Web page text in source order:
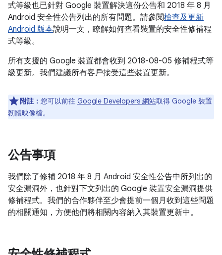
式等級也已針對 Google 裝置解決這份公告和 2018 年 8 月
Android 安全性公告列出的所有問題。請參閱檢查及更新
Android 版本說明一文，瞭解如何查看裝置的安全性修補程
式等級。
所有支援的 Google 裝置都會收到 2018-08-05 修補程式等
級更新。我們建議所有客戶接受這些裝置更新。
附註： 您可以前往 Google Developers 網站取得 Google 裝置
韌體映像檔。
公告事項
我們除了修補 2018 年 8 月 Android 安全性公告中所列出的
安全漏洞外，也針對下文列出的 Google 裝置安全漏洞提供
修補程式。我們的合作夥伴至少會提前一個月收到這些問題
的相關通知，方便他們將相關內容納入其裝置更新中。